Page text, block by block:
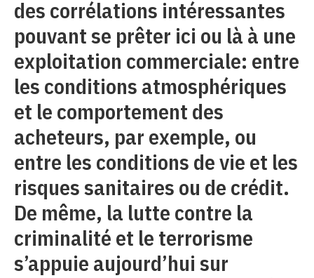
des corrélations intéressantes
pouvant se prêter ici ou là à une
exploitation commerciale: entre
les conditions atmosphériques
et le comportement des
acheteurs, par exemple, ou
entre les conditions de vie et les
risques sanitaires ou de crédit.
De même, la lutte contre la
criminalité et le terrorisme
s’appuie aujourd’hui sur